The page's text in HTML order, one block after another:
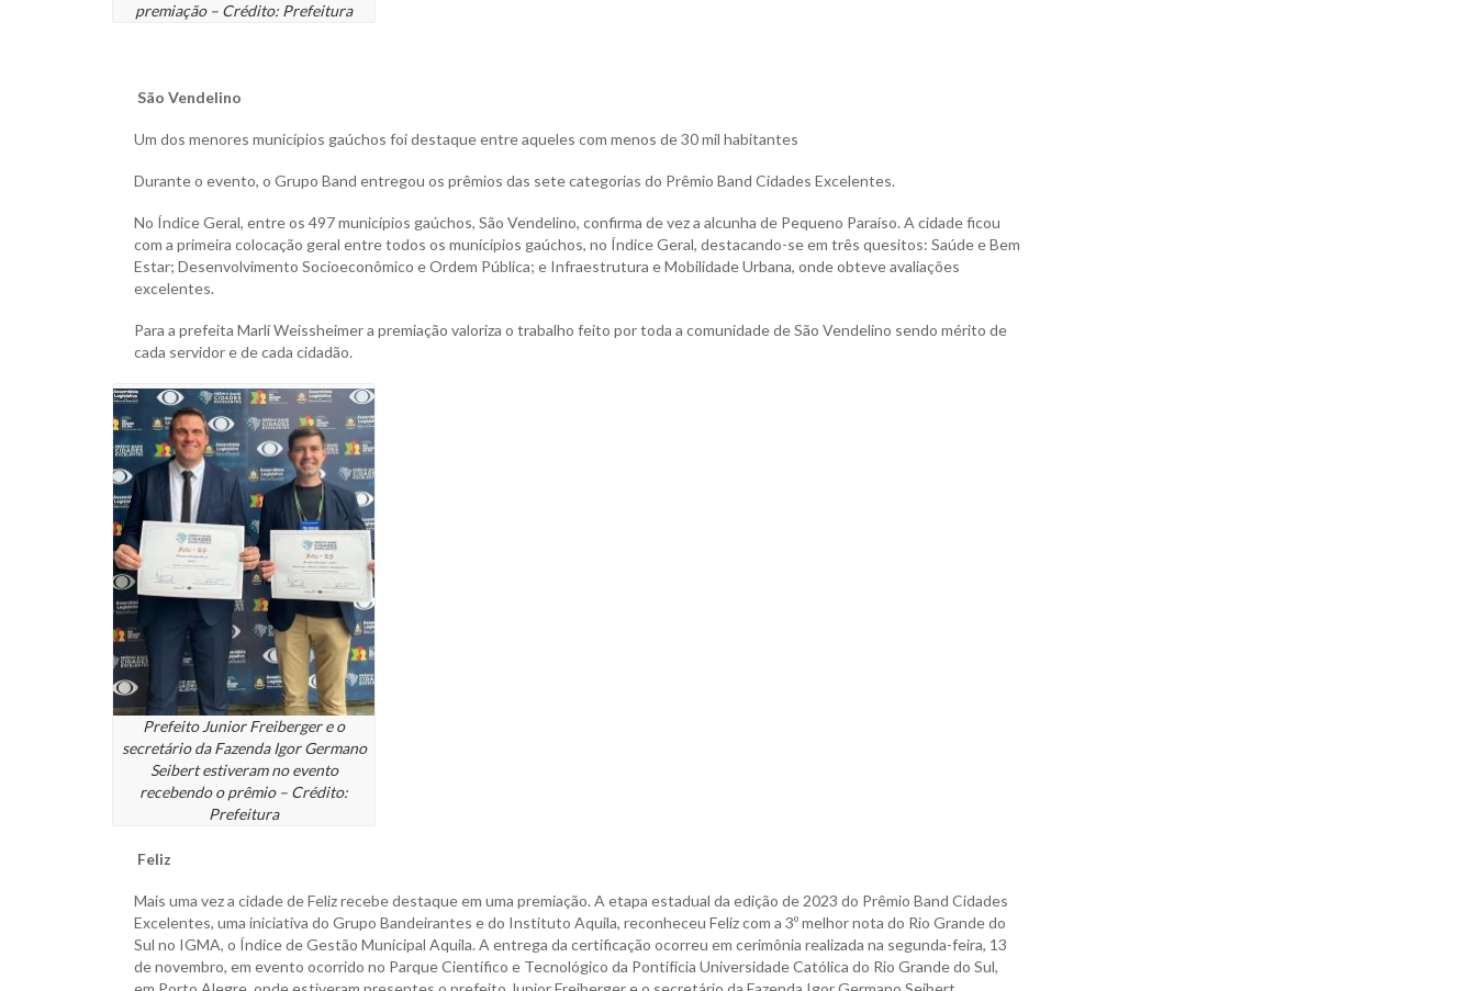
premiação – Crédito: Prefeitura
São Vendelino
Um dos menores municípios gaúchos foi destaque entre aqueles com menos de 30 mil habitantes
Durante o evento, o Grupo Band entregou os prêmios das sete categorias do Prêmio Band Cidades Excelentes.
No Índice Geral, entre os 497 municípios gaúchos, São Vendelino, confirma de vez a alcunha de Pequeno Paraíso. A cidade ficou
com a primeira colocação geral entre todos os munícipios gaúchos, no Índice Geral, destacando-se em três quesitos: Saúde e Bem
Estar; Desenvolvimento Socioeconômico e Ordem Pública; e Infraestrutura e Mobilidade Urbana, onde obteve avaliações
excelentes.
Para a prefeita Marlí Weissheimer a premiação valoriza o trabalho feito por toda a comunidade de São Vendelino sendo mérito de
cada servidor e de cada cidadão.
Prefeito Junior Freiberger e o
secretário da Fazenda Igor Germano
Seibert estiveram no evento
recebendo o prêmio – Crédito:
Prefeitura
Feliz
Mais uma vez a cidade de Feliz recebe destaque em uma premiação. A etapa estadual da edição de 2023 do Prêmio Band Cidades
Excelentes, uma iniciativa do Grupo Bandeirantes e do Instituto Aquila, reconheceu Feliz com a 3º melhor nota do Rio Grande do
Sul no IGMA, o Índice de Gestão Municipal Aquila. A entrega da certificação ocorreu em cerimônia realizada na segunda-feira, 13
de novembro, em evento ocorrido no Parque Científico e Tecnológico da Pontifícia Universidade Católica do Rio Grande do Sul,